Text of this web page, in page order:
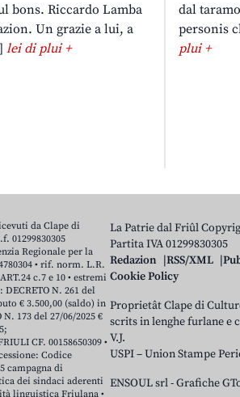
bons. Riccardo Lamba
Un grazie a lui, a
lei di plui +
dal
personis
plui +
La Patrie dal Friûl
Partita IVA 01299830305
Redazion
RSS/XML
Cookie Policy
Proprietât Clape di
scrits in lenghe furlane e
V.J.
USPI – Union Stampe
ENSOUL srl-Grafiche
da Clape di
01299830305
Regionale per la
• rif. norm. L.R.
c.7 e 10 • estremi
N. 261 del
€ 3.500,00 (saldo) in
N. 173 del 27/06/2025 €
CF. 00158650309 •
Codice
campagna di
dei sindaci aderenti
linguistica Friulana •